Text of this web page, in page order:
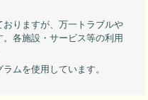
りますが、万一トラブルや
各施設・サービス等の利用
ムを使用しています。